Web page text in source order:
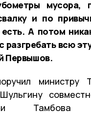
мусора,
и по
А потом
разгребать всю
Первышов.
Тамбова